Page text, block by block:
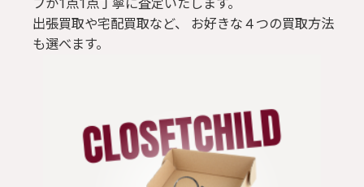
Tシャツ
フが1点1点丁寧に査定いたします。
出張買取や宅配買取など、 お好きな４つの買取方法
も選べます。